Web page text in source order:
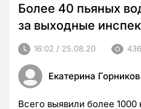
Более 40 пьяных
за выходные
16:02 / 25.08.20
Екатерина
Всего выявили более 1000